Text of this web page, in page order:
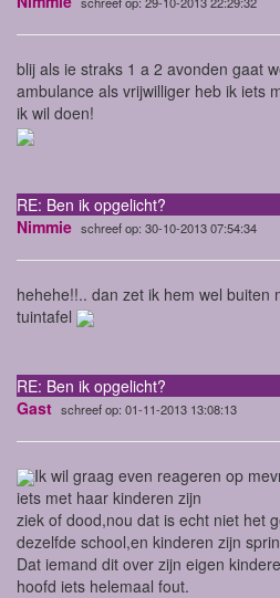
blij als ie straks 1 a 2 avonden gaat
ambulance als vrijwilliger heb ik iets
ik wil doen!
RE: Ben ik opgelicht?
Nimmie schreef op: 30-10-2013 07:54:34
hehehe!!.. dan zet ik hem wel buiten
tuintafel
RE: Ben ik opgelicht?
Gast schreef op: 01-11-2013 13:08:13
Ik wil graag even reageren op
iets met haar kinderen zijn
ziek of dood,nou dat is echt niet het
dezelfde school,en kinderen zijn
Dat iemand dit over zijn eigen
hoofd iets helemaal fout.